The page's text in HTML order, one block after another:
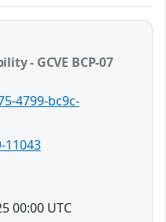
- GCVE BCP-07
4799-bc9c-
11043
00:00 UTC